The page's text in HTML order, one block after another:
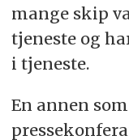
mange skip
tjeneste og
i tjeneste.
En annen